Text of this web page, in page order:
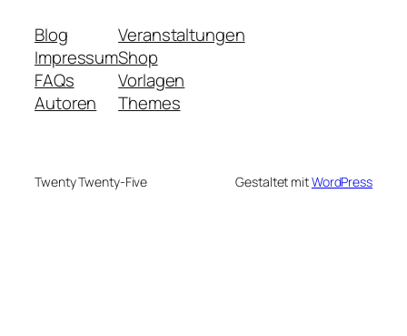
Blog
Impressum
FAQs
Autoren
Veranstaltungen
Shop
Vorlagen
Themes
Twenty Twenty-Five Gestaltet mitWordPress